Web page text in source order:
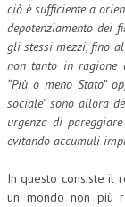
ciò è sufficiente a
depotenziamento dei
gli stessi mezzi, fino
non tanto in ragione
“Più o meno Stato”
sociale” sono allora
urgenza di
evitando accumuli
In questo consiste il
un mondo non più